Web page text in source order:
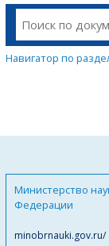
Навигатор по
Министерство
Федерации
minobrnauki.gov.ru/